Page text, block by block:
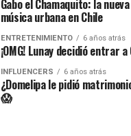
Gabo el Chamaquito: la
música urbana en Chile
ENTRETENIMIENTO 6 años atrás
¡OMG! Lunay decidió entrar a
INFLUENCERS 6 años atrás
¿Domelipa le pidió
😱